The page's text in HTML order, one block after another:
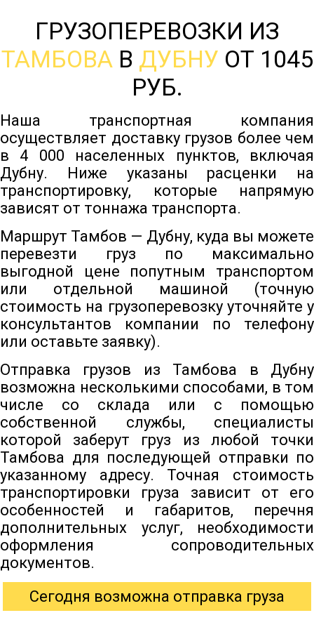
ГРУЗОПЕРЕВОЗКИ ИЗ
ТАМБОВАВ ДУБНУ ОТ 1045
РУБ.
Наша транспортная компания
осуществляет доставку грузов более чем
в 4 000 населенных пунктов, включая
Дубну. Ниже указаны расценки на
транспортировку, которые напрямую
зависят от тоннажа транспорта.
Маршрут Тамбов — Дубну, куда вы можете
перевезти груз по максимально
выгодной цене попутным транспортом
или отдельной машиной (точную
стоимость на грузоперевозку уточняйте у
консультантов компании по телефону
или оставьте заявку).
Отправка грузов из Тамбова в Дубну
возможна несколькими способами, в том
числе со склада или с помощью
собственной службы, специалисты
которой заберут груз из любой точки
Тамбова для последующей отправки по
указанному адресу. Точная стоимость
транспортировки груза зависит от его
особенностей и габаритов, перечня
дополнительных услуг, необходимости
оформления сопроводительных
документов.
Сегодня возможна отправка груза